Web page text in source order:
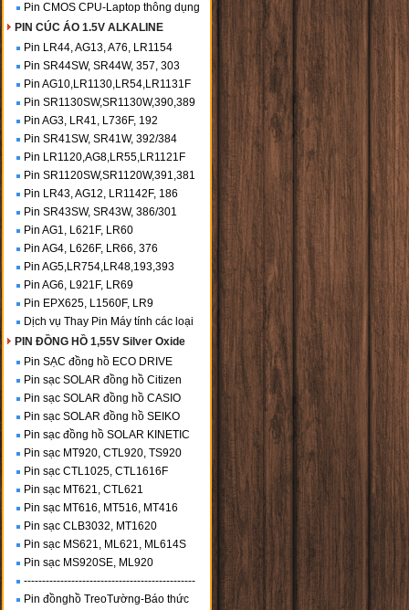
Pin CMOS CPU-Laptop thông dụng
PIN CÚC ÁO 1.5V ALKALINE
Pin LR44, AG13, A76, LR1154
Pin SR44SW, SR44W, 357, 303
Pin AG10,LR1130,LR54,LR1131F
Pin SR1130SW,SR1130W,390,389
Pin AG3, LR41, L736F, 192
Pin SR41SW, SR41W, 392/384
Pin LR1120,AG8,LR55,LR1121F
Pin SR1120SW,SR1120W,391,381
Pin LR43, AG12, LR1142F, 186
Pin SR43SW, SR43W, 386/301
Pin AG1, L621F, LR60
Pin AG4, L626F, LR66, 376
Pin AG5,LR754,LR48,193,393
Pin AG6, L921F, LR69
Pin EPX625, L1560F, LR9
Dịch vụ Thay Pin Máy tính các loại
PIN ĐỒNG HỒ 1,55V Silver Oxide
Pin SẠC đồng hồ ECO DRIVE
Pin sạc SOLAR đồng hồ Citizen
Pin sạc SOLAR đồng hồ CASIO
Pin sạc SOLAR đồng hồ SEIKO
Pin sạc đồng hồ SOLAR KINETIC
Pin sạc MT920, CTL920, TS920
Pin sạc CTL1025, CTL1616F
Pin sạc MT621, CTL621
Pin sạc MT616, MT516, MT416
Pin sạc CLB3032, MT1620
Pin sạc MS621, ML621, ML614S
Pin sạc MS920SE, ML920
-----------------------------------------------
Pin đồnghồ TreoTường-Báo thức